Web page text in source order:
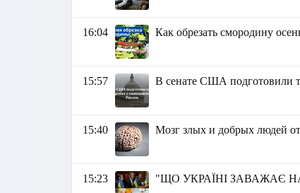
16:04 Как обрезать смородину
15:57 В сенате США подготовили
15:40 Мозг злых и добрых людей
15:23 "ЩО УКРАЇНІ ЗАВАЖАЄ